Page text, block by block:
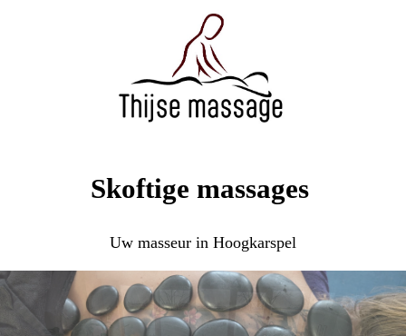
Skoftige massages
Uw masseur in Hoogkarspel